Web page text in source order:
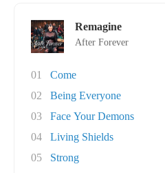
Remagine
After Forever
01
Come
02
Being Everyone
03
Face Your Demons
04
Living Shields
05
Strong